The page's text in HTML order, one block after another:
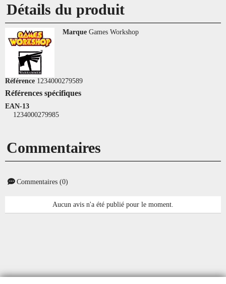
Détails du produit
Marque Games Workshop
Référence 1234000279589
Références spécifiques
EAN-13
1234000279985
Commentaires
Commentaires (0)
Aucun avis n'a été publié pour le moment.